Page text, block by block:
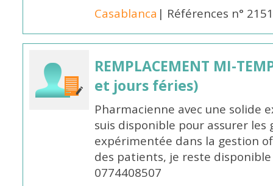
Casablanca | Références n°
REMPLACEMENT MI-
et jours féries)
Pharmacienne avec une solide
suis disponible pour assurer les
expérimentée dans la gestion
des patients, je reste
0774408507